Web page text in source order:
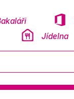
Jídelna